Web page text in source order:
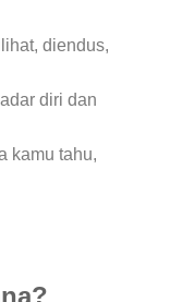
diendus,
diri dan
kamu tahu,